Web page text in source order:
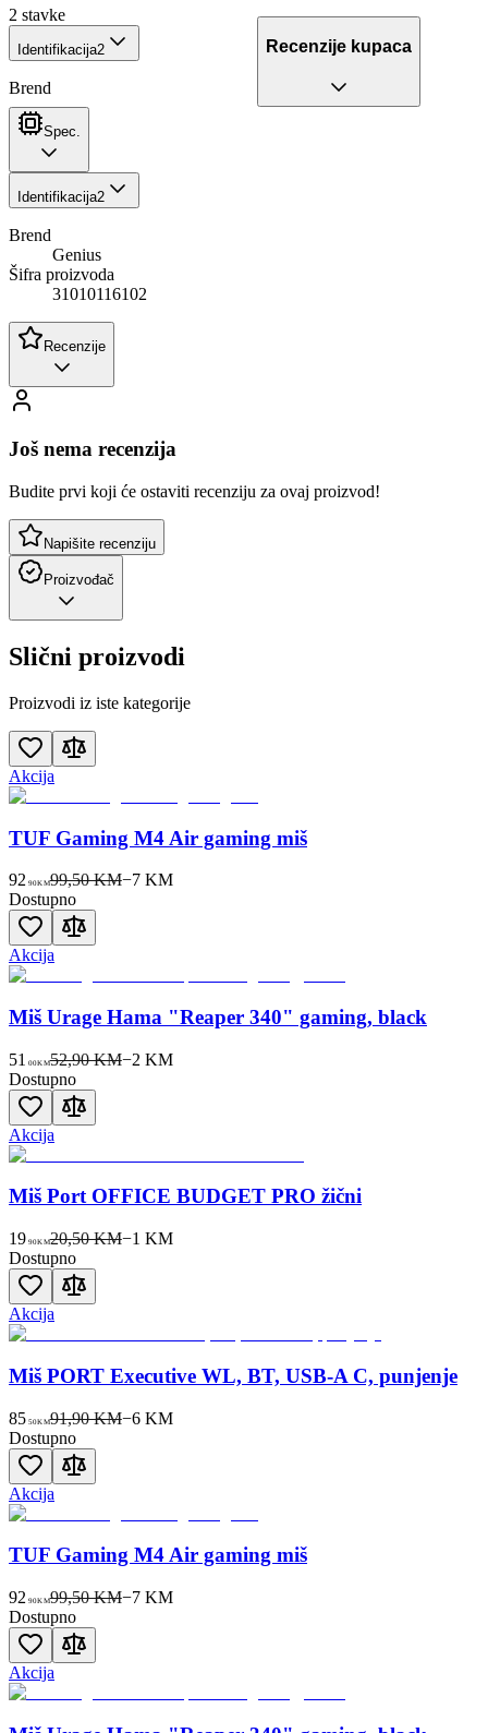
2 stavke
Identifikacija2
Brend
Recenzije kupaca
Spec.
Identifikacija2
Brend
Genius
Šifra proizvoda
31010116102
Recenzije
Još nema recenzija
Budite prvi koji će ostaviti recenziju za ovaj proizvod!
Napišite recenziju
Proizvođač
Slični proizvodi
Proizvodi iz iste kategorije
Akcija
TUF Gaming M4 Air gaming miš
92 90KM99,50 KM−7KM
Dostupno
Akcija
Miš Urage Hama "Reaper 340" gaming, black
51 00KM52,90 KM−2 KM
Dostupno
Akcija
Miš Port OFFICE BUDGET PRO žični
19 90KM20,50 KM−1 KM
Dostupno
Akcija
Miš PORT Executive WL, BT, USB-A C, punjenje
85 50KM91,90 KM−6KM
Dostupno
Akcija
TUF Gaming M4 Air gaming miš
92 90KM99,50 KM−7KM
Dostupno
Akcija